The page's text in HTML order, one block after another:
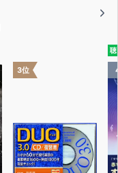
3位
聴